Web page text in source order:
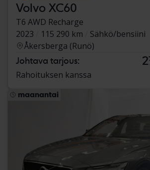
Volvo XC60
T6 AWD Recharge
2023
115 290 km
Sähkö/bensiini
Åkersberga (Runö)
Johtava tarjous:
Rahoituksen kanssa
maanantai